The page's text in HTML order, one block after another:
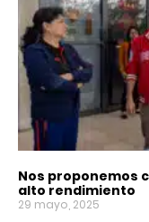
Nos proponemos
alto rendimiento
29 mayo, 2025